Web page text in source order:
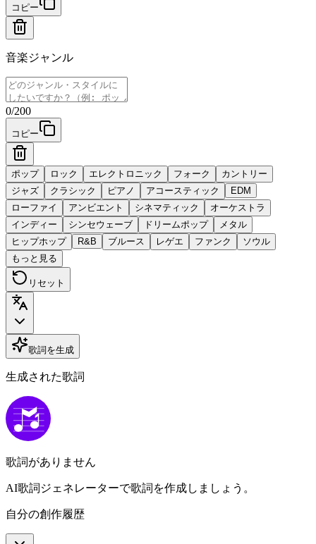
コピー
音楽ジャンル
0/200
コピー
ポップ ロック エレクトロニック フォーク
カントリー
ジャズ
クラシック ピアノ アコースティック
EDM
ローファイ
アンビエント シネマティック
オーケストラ
インディー
シンセウェーブ ドリームポップ
メタル
ヒップホップ
R&B ブルース レゲエ ファンク
ソウル
もっと見る
リセット
歌詞を生成
生成された歌詞
歌詞がありません
AI歌詞ジェネレーターで歌詞を作成しましょう。
自分の創作履歴